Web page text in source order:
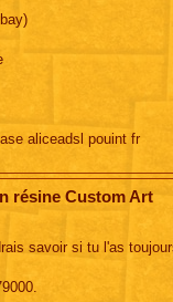
aliceadsl pouint fr
résine Custom Art
savoir si tu l'as